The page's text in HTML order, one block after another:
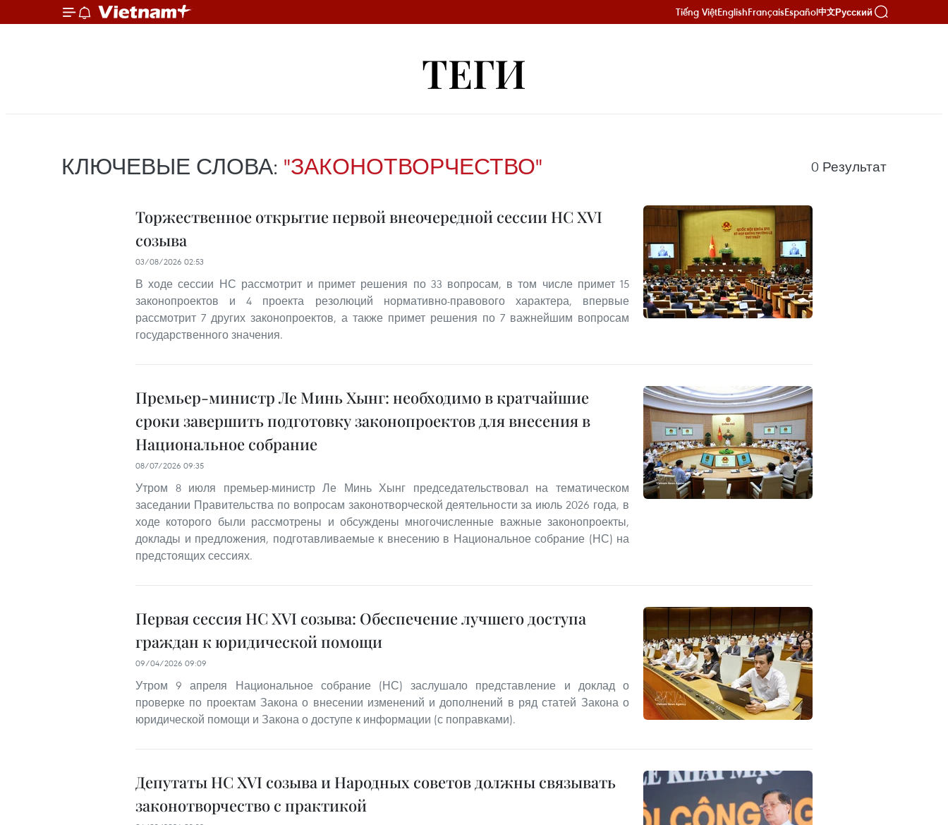
Tiếng ViệtEnglishFrançaisEspañol中文Русский
ТЕГИ
КЛЮЧЕВЫЕ СЛОВА: "ЗАКОНОТВОРЧЕСТВО" 0 Результат
Торжественное открытие первой внеочередной сессии НС XVI
созыва
03/08/2026 02:53
В ходе сессии НС рассмотрит и примет решения по 33 вопросам, в том числе примет 15
законопроектов и 4 проекта резолюций нормативно-правового характера, впервые
рассмотрит 7 других законопроектов, а также примет решения по 7 важнейшим вопросам
государственного значения.
Премьер-министр Ле Минь Хынг: необходимо в кратчайшие
сроки завершить подготовку законопроектов для внесения в
Национальное собрание
08/07/2026 09:35
Утром 8 июля премьер-министр Ле Минь Хынг председательствовал на тематическом
заседании Правительства по вопросам законотворческой деятельности за июль 2026 года, в
ходе которого были рассмотрены и обсуждены многочисленные важные законопроекты,
доклады и предложения, подготавливаемые к внесению в Национальное собрание (НС) на
предстоящих сессиях.
Первая сессия НС XVI созыва: Обеспечение лучшего доступа
граждан к юридической помощи
09/04/2026 09:09
Утром 9 апреля Национальное собрание (НС) заслушало представление и доклад о
проверке по проектам Закона о внесении изменений и дополнений в ряд статей Закона о
юридической помощи и Закона о доступе к информации (с поправками).
Депутаты НС XVI созыва и Народных советов должны связывать
законотворчество с практикой